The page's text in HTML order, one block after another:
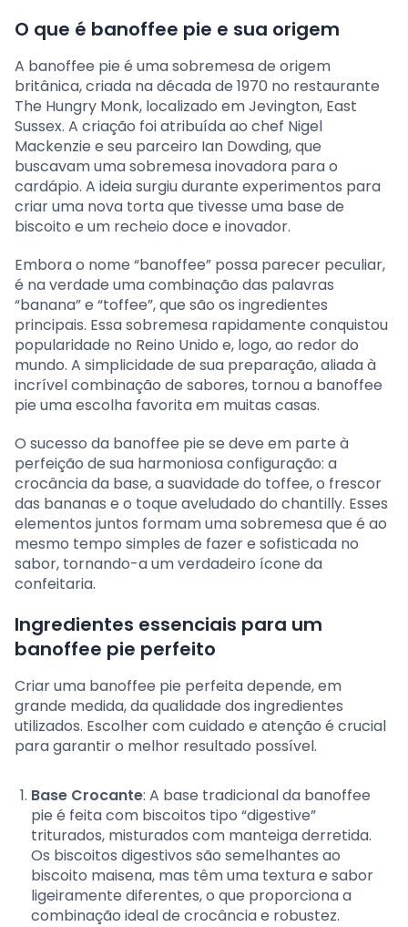
O que é banoffee pie e sua origem
A banoffee pie é uma sobremesa de origem
britânica, criada na década de 1970 no restaurante
The Hungry Monk, localizado em Jevington, East
Sussex. A criação foi atribuída ao chef Nigel
Mackenzie e seu parceiro Ian Dowding, que
buscavam uma sobremesa inovadora para o
cardápio. A ideia surgiu durante experimentos para
criar uma nova torta que tivesse uma base de
biscoito e um recheio doce e inovador.
Embora o nome “banoffee” possa parecer peculiar,
é na verdade uma combinação das palavras
“banana” e “toffee”, que são os ingredientes
principais. Essa sobremesa rapidamente conquistou
popularidade no Reino Unido e, logo, ao redor do
mundo. A simplicidade de sua preparação, aliada à
incrível combinação de sabores, tornou a banoffee
pie uma escolha favorita em muitas casas.
O sucesso da banoffee pie se deve em parte à
perfeição de sua harmoniosa configuração: a
crocância da base, a suavidade do toffee, o frescor
das bananas e o toque aveludado do chantilly. Esses
elementos juntos formam uma sobremesa que é ao
mesmo tempo simples de fazer e sofisticada no
sabor, tornando-a um verdadeiro ícone da
confeitaria.
Ingredientes essenciais para um
banoffee pie perfeito
Criar uma banoffee pie perfeita depende, em
grande medida, da qualidade dos ingredientes
utilizados. Escolher com cuidado e atenção é crucial
para garantir o melhor resultado possível.
Base Crocante: A base tradicional da banoffee
pie é feita com biscoitos tipo “digestive”
triturados, misturados com manteiga derretida.
Os biscoitos digestivos são semelhantes ao
biscoito maisena, mas têm uma textura e sabor
ligeiramente diferentes, o que proporciona a
combinação ideal de crocância e robustez.